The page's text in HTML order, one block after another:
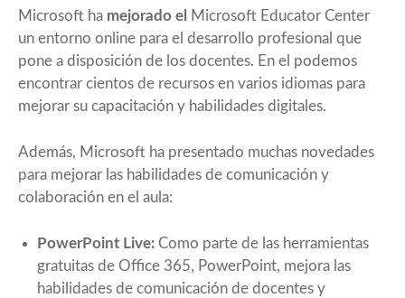
Microsoft ha mejorado el
Microsoft Educator Center
un entorno online para el desarrollo profesional que
pone a disposición de los docentes. En el podemos
encontrar cientos de recursos en varios idiomas para
mejorar su capacitación y habilidades digitales.
Además, Microsoft ha presentado muchas novedades
para mejorar las habilidades de comunicación y
colaboración en el aula:
PowerPoint Live: Como parte de las herramientas
gratuitas de Office 365, PowerPoint, mejora las
habilidades de comunicación de docentes y